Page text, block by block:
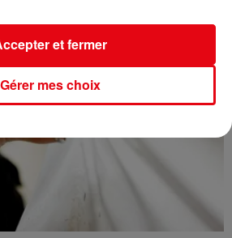
Gérer mes choix
et fermer